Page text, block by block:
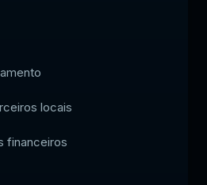
locais
financeiros